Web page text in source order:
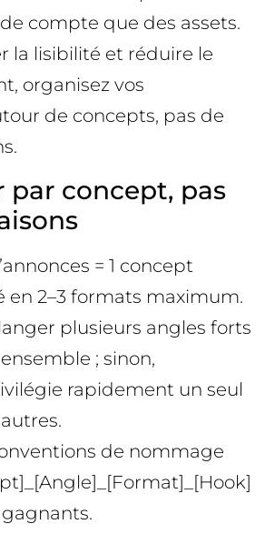
compte que des assets.
la lisibilité et réduire le
organisez vos
de concepts, pas de
par concept, pas
= 1 concept
en 2–3 formats maximum.
plusieurs angles forts
; sinon,
rapidement un seul
de nommage